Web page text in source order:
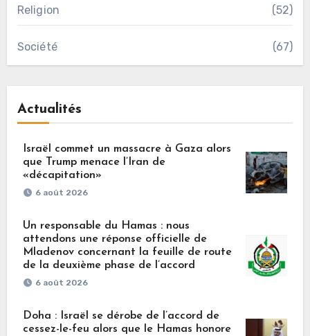
Religion (52)
Société (67)
Actualités
Israël commet un massacre à Gaza alors
que Trump menace l’Iran de
«décapitation»
6 août 2026
Un responsable du Hamas : nous
attendons une réponse officielle de
Mladenov concernant la feuille de route
de la deuxième phase de l’accord
6 août 2026
Doha : Israël se dérobe de l’accord de
cessez-le-feu alors que le Hamas honore